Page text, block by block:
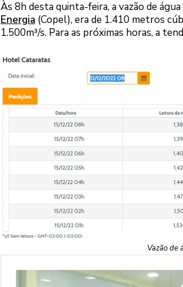
Às 8h desta quinta-feira, a vazão de água
Energia (Copel), era de 1.410 metros
1.500m³/s. Para as próximas horas, a
Vazão de